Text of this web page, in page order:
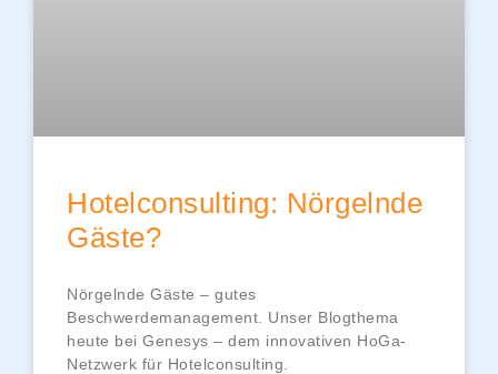
Hotelconsulting: Nörgelnde
Gäste?
Nörgelnde Gäste – gutes
Beschwerdemanagement. Unser Blogthema
heute bei Genesys – dem innovativen HoGa-
Netzwerk für Hotelconsulting.